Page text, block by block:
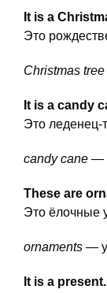
It is a
Это
Christmas tree
It is a candy
Это леденец-
candy cane —
These are
Это ёлочные
ornaments —
It is a present.